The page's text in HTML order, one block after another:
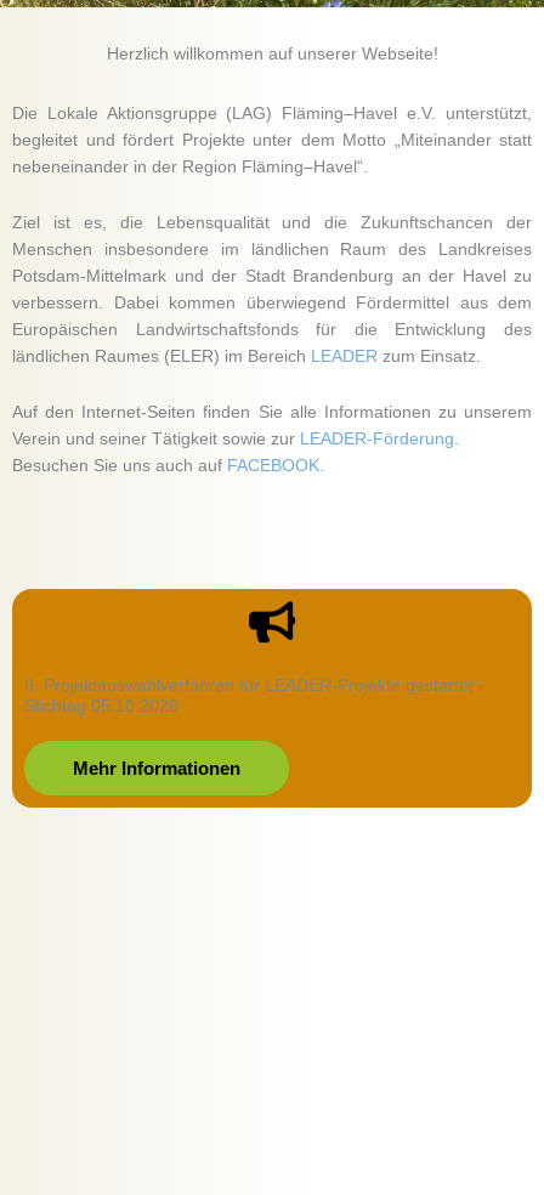
Aktuelles
Mehr erfahren
Herzlich willkommen auf unserer Webseite!
Die Lokale Aktionsgruppe (LAG) Fläming–Havel e.V. unterstützt,
begleitet und fördert Projekte unter dem Motto „Miteinander statt
nebeneinander in der Region Fläming–Havel“.
Ziel ist es, die Lebensqualität und die Zukunftschancen der
Menschen insbesondere im ländlichen Raum des Landkreises
Potsdam-Mittelmark und der Stadt Brandenburg an der Havel zu
verbessern. Dabei kommen überwiegend Fördermittel aus dem
Europäischen Landwirtschaftsfonds für die Entwicklung des
ländlichen Raumes (ELER) im Bereich LEADER zum Einsatz.
Auf den Internet-Seiten finden Sie alle Informationen zu unserem
Verein und seiner Tätigkeit sowie zur LEADER-Förderung.
Besuchen Sie uns auch auf FACEBOOK.
6. Projektauswahlverfahren für LEADER-Projekte gestartet -
Stichtag 05.10.2026
Mehr Informationen